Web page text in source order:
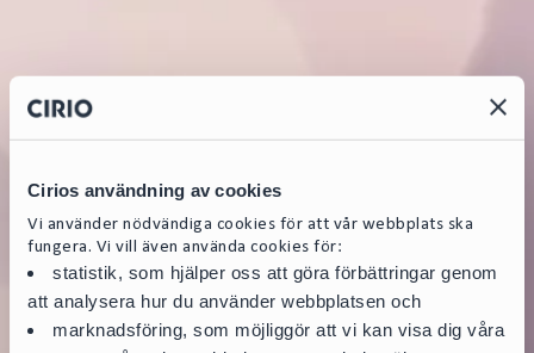
Cirios användning av cookies
Vi använder nödvändiga cookies för att vår webbplats ska
fungera. Vi vill även använda cookies för:
statistik, som hjälper oss att göra förbättringar genom
att analysera hur du använder webbplatsen och
marknadsföring, som möjliggör att vi kan visa dig våra